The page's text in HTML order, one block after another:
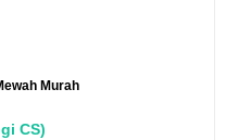
Murah
CS)